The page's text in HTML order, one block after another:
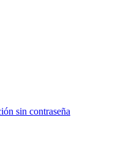
sin contraseña